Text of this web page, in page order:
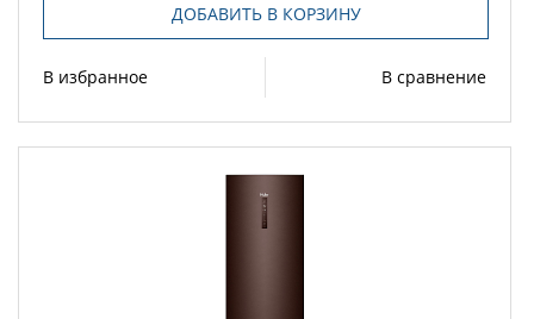
ДОБАВИТЬ В КОРЗИНУ
В избранное В сравнение